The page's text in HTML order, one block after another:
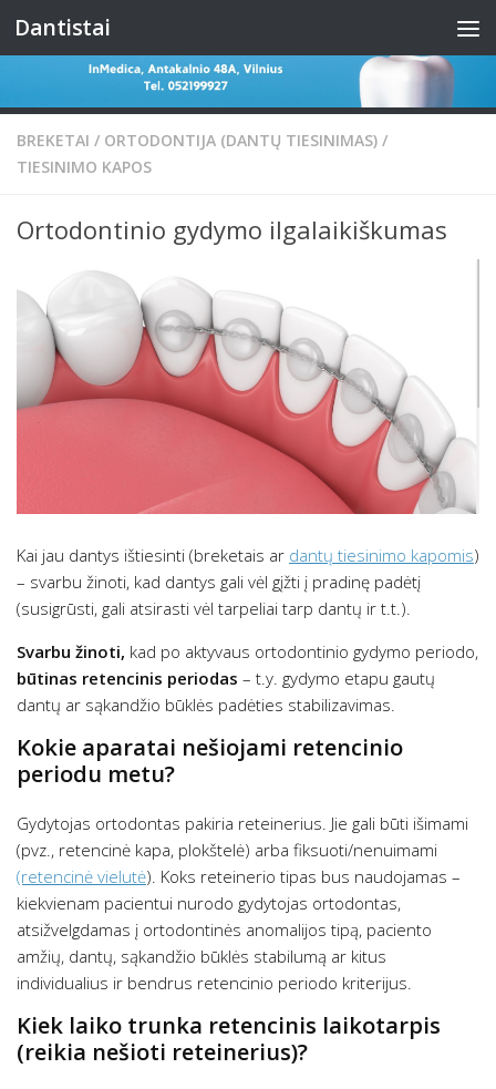
Skip to content
Dantistai
BREKETAI / ORTODONTIJA (DANTŲ TIESINIMAS) /
TIESINIMO KAPOS
Ortodontinio gydymo ilgalaikiškumas
Kai jau dantys ištiesinti (breketais ar dantų tiesinimo kapomis)
– svarbu žinoti, kad dantys gali vėl gįžti į pradinę padėtį
(susigrūsti, gali atsirasti vėl tarpeliai tarp dantų ir t.t.).
Svarbu žinoti, kad po aktyvaus ortodontinio gydymo periodo,
būtinas retencinis periodas – t.y. gydymo etapu gautų
dantų ar sąkandžio būklės padėties stabilizavimas.
Kokie aparatai nešiojami retencinio
periodu metu?
Gydytojas ortodontas pakiria reteinerius. Jie gali būti išimami
(pvz., retencinė kapa, plokštelė) arba fiksuoti/nenuimami
(retencinė vielutė). Koks reteinerio tipas bus naudojamas –
kiekvienam pacientui nurodo gydytojas ortodontas,
atsižvelgdamas į ortodontinės anomalijos tipą, paciento
amžių, dantų, sąkandžio būklės stabilumą ar kitus
individualius ir bendrus retencinio periodo kriterijus.
Kiek laiko trunka retencinis laikotarpis
(reikia nešioti reteinerius)?